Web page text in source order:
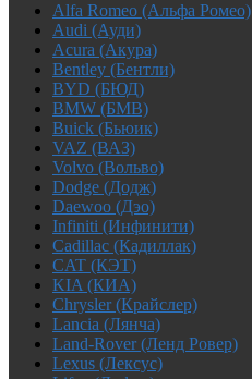
Alfa Romeo (Альфа Ромео)
Audi (Ауди)
Acura (Акура)
Bentley (Бентли)
BYD (БЮД)
BMW (БМВ)
Buick (Бьюик)
VAZ (ВАЗ)
Volvo (Вольво)
Dodge (Додж)
Daewoo (Дэо)
Infiniti (Инфинити)
Cadillac (Кадиллак)
CAT (КЭТ)
KIA (КИА)
Chrysler (Крайслер)
Lancia (Лянча)
Land-Rover (Ленд Ровер)
Lexus (Лексус)